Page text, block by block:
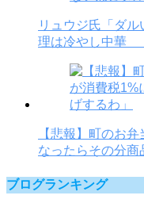
リュウジ氏「ダ
理は冷やし中華
【悲報】町のお
なったらその分商
ブログランキング